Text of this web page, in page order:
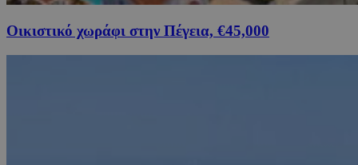
Οικιστικό χωράφι στην Πέγεια, €45,000